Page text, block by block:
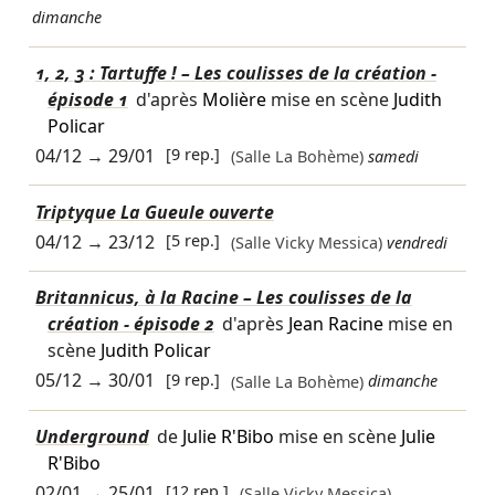
dimanche
1, 2, 3 : Tartuffe ! – Les coulisses de la création -
épisode 1 d'après Molièremise en scène Judith
Policar
04/12→ 29/01 [9 rep.] (Salle La Bohème) samedi
Triptyque La Gueule ouverte
04/12→ 23/12 [5 rep.] (Salle Vicky Messica) vendredi
Britannicus, à la Racine – Les coulisses de la
création - épisode 2 d'après Jean Racinemise en
scène Judith Policar
05/12→ 30/01 [9 rep.] (Salle La Bohème) dimanche
Underground de Julie R'Bibo mise en scène Julie
R'Bibo